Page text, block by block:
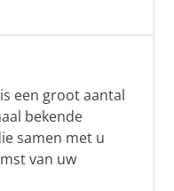
een groot aantal
bekende
samen met u
van uw